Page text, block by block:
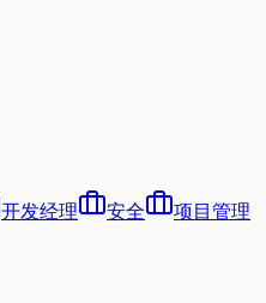
开发经理 安全 项目管理